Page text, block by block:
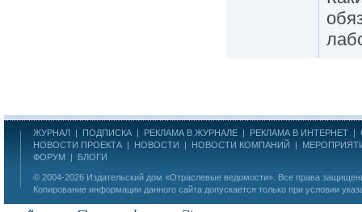
ЖУРНАЛ | ПОДПИСКА | РЕКЛАМА В ЖУРНАЛЕ | РЕКЛАМА В ИНТЕРНЕТ |
НОВОСТИ ПРОЕКТА | НОВОСТИ | НОВОСТИ КОМПАНИЙ |
ФОРУМ | БЛОГИ
© 2004-2026 Издательский дом «Отраслевые ведомости» . Все права
Копирование информации данного сайта допускается только при условии